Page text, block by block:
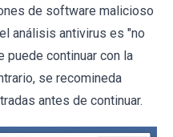
de software malicioso
análisis antivirus es "no
puede continuar con la
se recomineda
antes de continuar.